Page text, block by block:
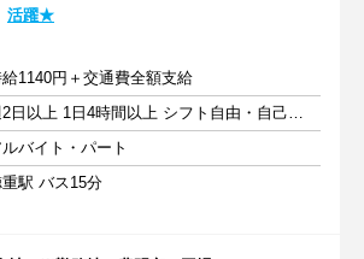
活躍★
1140円＋交通費全額支給
週2日以上 1日4時間以上 シフト自由・自己申告
ルバイト・パート
駅 バス15分